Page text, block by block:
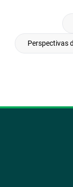
Perspectivas